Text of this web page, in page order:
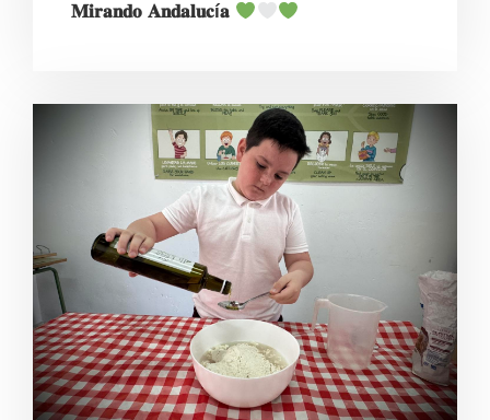
𝐌𝐢𝐫𝐚𝐧𝐝𝐨 𝐀𝐧𝐝𝐚𝐥𝐮𝐜í𝐚